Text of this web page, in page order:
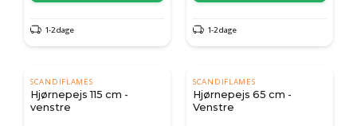
1-2 dage 1-2 dage
SCANDIFLAMES
Hjørnepejs 115 cm -
venstre
SCANDIFLAMES
Hjørnepejs 65 cm -
Venstre